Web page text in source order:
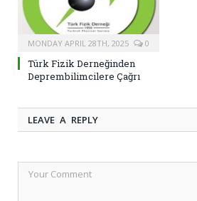
MONDAY APRIL 28TH, 2025 0
Türk Fizik Derneğinden
Deprembilimcilere Çağrı
LEAVE A REPLY